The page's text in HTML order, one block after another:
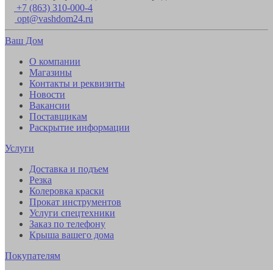
+7 (863) 310-000-4
opt@vashdom24.ru
Ваш Дом
О компании
Магазины
Контакты и реквизиты
Новости
Вакансии
Поставщикам
Раскрытие информации
Услуги
Доставка и подъем
Резка
Колеровка краски
Прокат инструментов
Услуги спецтехники
Заказ по телефону
Крыша вашего дома
Покупателям